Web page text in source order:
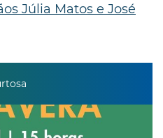
Júlia Matos e José